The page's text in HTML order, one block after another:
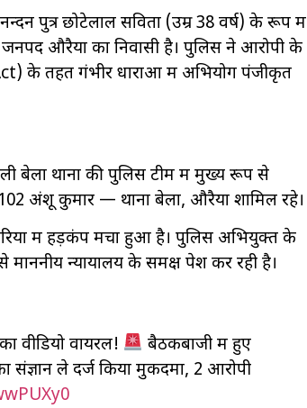
पुत्र छोटेलाल सविता (उम्र 38 वर्ष) के रूप में
जनपद औरैया का निवासी है। पुलिस ने आरोपी के
के तहत गंभीर धाराओं में अभियोग पंजीकृत
बेला थाना की पुलिस टीम में मुख्य रूप से
अंशू कुमार — थाना बेला, औरैया शामिल रहे।
में हड़कंप मचा हुआ है। पुलिस अभियुक्त के
न्यायालय के समक्ष पेश कर रही है।
वायरल!
बैठकबाजी में हुए
संज्ञान ले दर्ज किया मुकदमा, 2 आरोपी